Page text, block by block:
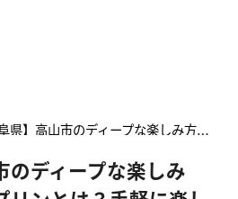
高山市のディープな楽しみ方 絶品ホットプリンとは？手軽に楽しむ弓道体験も
のディープな楽しみ